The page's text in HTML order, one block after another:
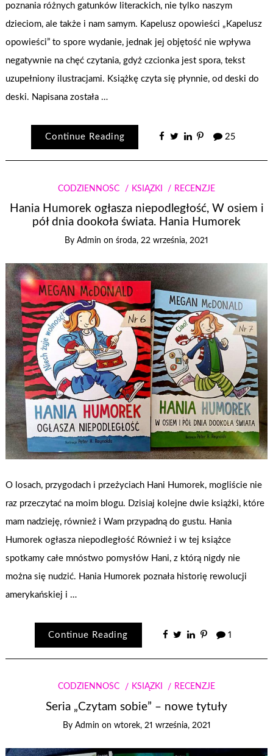
poznania różnych gatunków literackich, nie tylko naszym
dzieciom, ale także i nam samym. Kapelusz opowieści „Kapelusz
opowieści” to spore wydanie, jednak jej objętość nie wpływa
negatywnie na chęć czytania, gdyż czcionka jest spora, tekst
uzupełniony ilustracjami. Książkę czyta się płynnie, od deski do
deski. Napisana została …
Continue Reading 25
CODZIENNOŚĆ KSIĄŻKI RECENZJE
Hania Humorek ogłasza niepodległość, W osiem i
pół dnia dookoła świata. Hania Humorek
By Admin on środa, 22 września, 2021
O losach, przygodach i przeżyciach Hani Humorek, mogliście nie
raz przeczytać na moim blogu. Dzisiaj kolejne dwie książki, które
mam nadzieję, również i Wam przypadną do gustu. Hania
Humorek ogłasza niepodległość Również i w tej książce
spotkamy całe mnóstwo pomysłów Hani, z którą nigdy nie
można się nudzić. Hania Humorek poznała historię rewolucji
amerykańskiej i …
Continue Reading 1
CODZIENNOŚĆ KSIĄŻKI RECENZJE
Seria „Czytam sobie” – nowe tytuły
By Admin on wtorek, 21 września, 2021